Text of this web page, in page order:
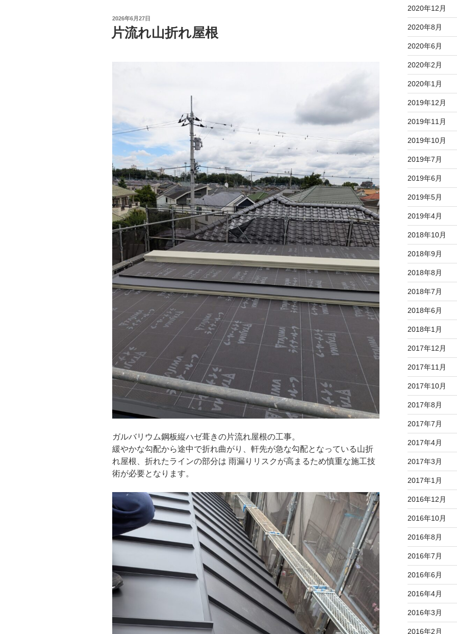
投
稿
日:
2026年6月27日
片流れ山折れ屋根
ガルバリウム鋼板縦ハゼ葺きの片流れ屋根の工事。
緩やかな勾配から途中で折れ曲がり、軒先が急な勾配となっている山折
れ屋根、折れたラインの部分は 雨漏りリスクが高まるため慎重な施工技
術が必要となります。
2020年12月
2020年8月
2020年6月
2020年2月
2020年1月
2019年12月
2019年11月
2019年10月
2019年7月
2019年6月
2019年5月
2019年4月
2018年10月
2018年9月
2018年8月
2018年7月
2018年6月
2018年1月
2017年12月
2017年11月
2017年10月
2017年8月
2017年7月
2017年4月
2017年3月
2017年1月
2016年12月
2016年10月
2016年8月
2016年7月
2016年6月
2016年4月
2016年3月
2016年2月